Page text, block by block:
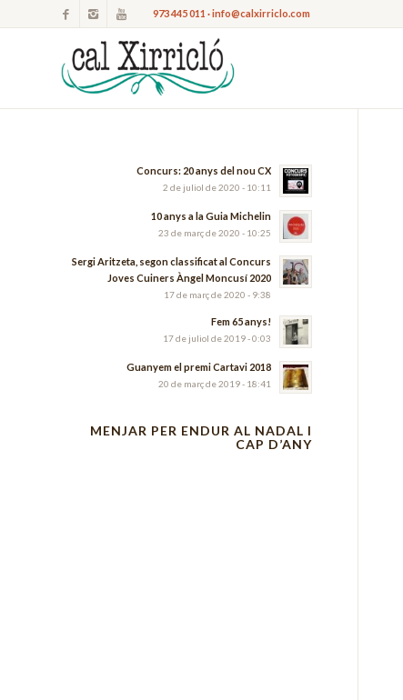
973 445 011 · info@calxirriclo.com
Concurs: 20 anys del nou CX
2 de juliol de 2020 - 10:11
10 anys a la Guia Michelin
23 de març de 2020 - 10:25
Sergi Aritzeta, segon classificat al Concurs
Joves Cuiners Àngel Moncusí 2020
17 de març de 2020 - 9:38
Fem 65 anys!
17 de juliol de 2019 - 0:03
Guanyem el premi Cartavi 2018
20 de març de 2019 - 18:41
MENJAR PER ENDUR AL NADAL I
CAP D’ANY